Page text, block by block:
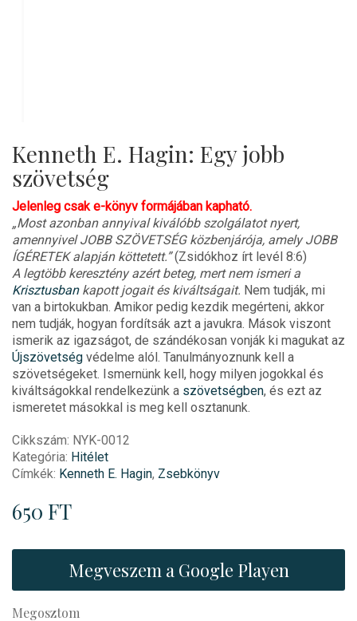
Kenneth E. Hagin: Egy jobb
szövetség
Jelenleg csak e-könyv formájában kapható.
„Most azonban annyival kiválóbb szolgálatot nyert,
amennyivel JOBB SZÖVETSÉG közbenjárója, amely JOBB
ÍGÉRETEK alapján köttetett.”(Zsidókhoz írt levél 8:6)
A legtöbb keresztény azért beteg, mert nem ismeri a
Krisztusbankapott jogait és kiváltságait. Nem tudják, mi
van a birtokukban. Amikor pedig kezdik megérteni, akkor
nem tudják, hogyan fordítsák azt a javukra. Mások viszont
ismerik az igazságot, de szándékosan vonják ki magukat az
Újszövetség védelme alól. Tanulmányoznunk kell a
szövetségeket. Ismernünk kell, hogy milyen jogokkal és
kiváltságokkal rendelkezünk a szövetségben, és ezt az
ismeretet másokkal is meg kell osztanunk.
Cikkszám: NYK-0012
Kategória: Hitélet
Címkék: Kenneth E. Hagin, Zsebkönyv
650 FT
Megveszem a Google Playen
Megosztom